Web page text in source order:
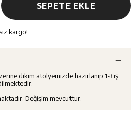
SEPETE EKLE
kargo!
dikim atölyemizde hazırlanıp 1-3 iş
Değişim mevcuttur.